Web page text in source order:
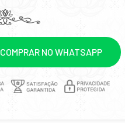
COMPRAR NO WHATSAPP